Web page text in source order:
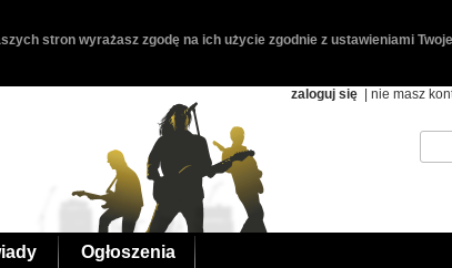
stron wyrażasz zgodę na ich użycie zgodnie z ustawieniami
zaloguj się | nie masz
Ogłoszenia